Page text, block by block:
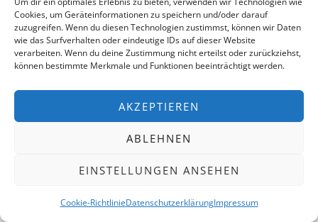
Cookies, um Geräteinformationen zu speichern und/oder darauf
zuzugreifen. Wenn du diesen Technologien zustimmst, können wir Daten
wie das Surfverhalten oder eindeutige IDs auf dieser Website
verarbeiten. Wenn du deine Zustimmung nicht erteilst oder zurückziehst,
können bestimmte Merkmale und Funktionen beeinträchtigt werden.
AKZEPTIEREN
ABLEHNEN
EINSTELLUNGEN ANSEHEN
Cookie-RichtlinieDatenschutzerklärungImpressum